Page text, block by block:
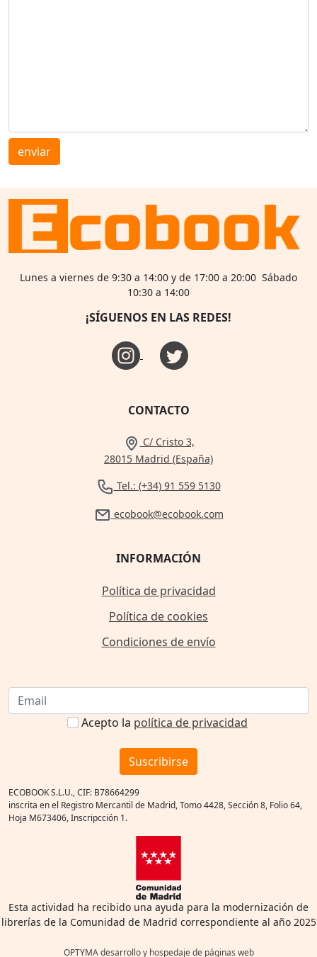
enviar
Lunes a viernes de 9:30 a 14:00 y de 17:00 a 20:00 Sábado
10:30 a 14:00
¡SÍGUENOS EN LAS REDES!
CONTACTO
C/ Cristo 3,
28015 Madrid (España)
Tel.: (+34) 91 559 5130
ecobook@ecobook.com
INFORMACIÓN
Política de privacidad
Política de cookies
Condiciones de envío
Acepto la política de privacidad
Suscribirse
ECOBOOK S.L.U., CIF: B78664299
inscrita en el Registro Mercantil de Madrid, Tomo 4428, Sección 8, Folio 64,
Hoja M673406, Inscripcción 1.
Esta actividad ha recibido una ayuda para la modernización de
librerías de la Comunidad de Madrid correspondiente al año 2025
OPTYMA desarrollo y hospedaje de páginas web